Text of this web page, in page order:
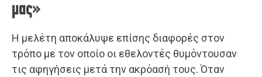
μας»
Η μελέτη αποκάλυψε επίσης διαφορές στον
τρόπο με τον οποίο οι εθελοντές θυμόντουσαν
τις αφηγήσεις μετά την ακρόασή τους. Όταν